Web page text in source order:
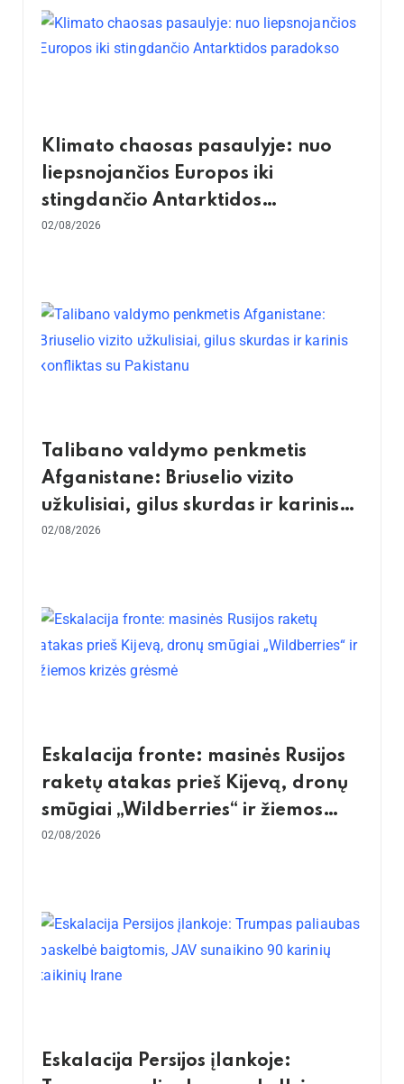
Klimato chaosas pasaulyje: nuo
liepsnojančios Europos iki
stingdančio Antarktidos
paradokso
02/08/2026
Talibano valdymo penkmetis
Afganistane: Briuselio vizito
užkulisiai, gilus skurdas ir karinis
konfliktas su Pakistanu
02/08/2026
Eskalacija fronte: masinės Rusijos
raketų atakas prieš Kijevą, dronų
smūgiai „Wildberries“ ir žiemos
krizės grėsmė
02/08/2026
Eskalacija Persijos įlankoje: